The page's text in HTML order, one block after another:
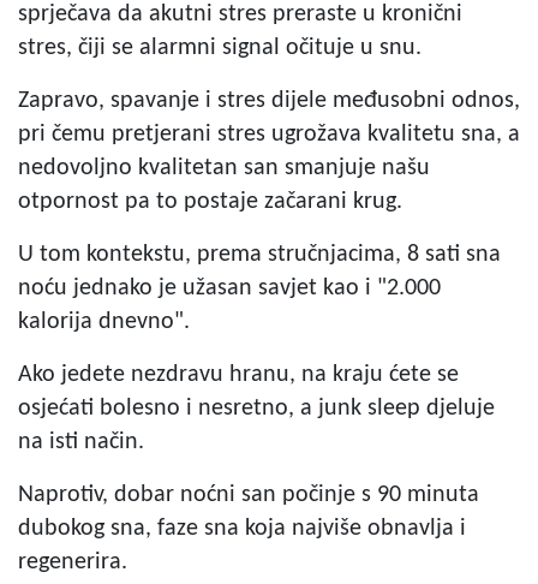
sprječava da akutni stres preraste u kronični
stres, čiji se alarmni signal očituje u snu.
Zapravo, spavanje i stres dijele međusobni odnos,
pri čemu pretjerani stres ugrožava kvalitetu sna, a
nedovoljno kvalitetan san smanjuje našu
otpornost pa to postaje začarani krug.
U tom kontekstu, prema stručnjacima, 8 sati sna
noću jednako je užasan savjet kao i "2.000
kalorija dnevno".
Ako jedete nezdravu hranu, na kraju ćete se
osjećati bolesno i nesretno, a junk sleep djeluje
na isti način.
Naprotiv, dobar noćni san počinje s 90 minuta
dubokog sna, faze sna koja najviše obnavlja i
regenerira.